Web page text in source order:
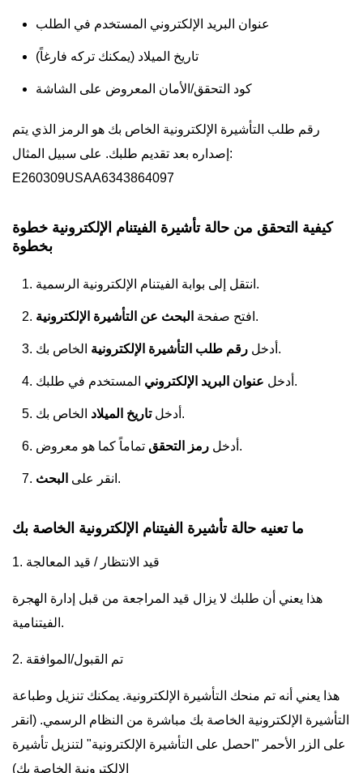
عنوان البريد الإلكتروني المستخدم في الطلب
تاريخ الميلاد (يمكنك تركه فارغاً)
كود التحقق/الأمان المعروض على الشاشة
رقم طلب التأشيرة الإلكترونية الخاص بك هو الرمز الذي يتم
إصداره بعد تقديم طلبك. على سبيل المثال:
E260309USAA6343864097
كيفية التحقق من حالة تأشيرة الفيتنام الإلكترونية خطوة
بخطوة
انتقل إلى بوابة الفيتنام الإلكترونية الرسمية.
افتح صفحة البحث عن التأشيرة الإلكترونية .
أدخل رقم طلب التأشيرة الإلكترونية الخاص بك.
أدخل عنوان البريد الإلكتروني المستخدم في طلبك.
أدخلتاريخ الميلاد الخاص بك.
أدخل رمز التحقق تماماً كما هو معروض.
انقر على البحث .
ما تعنيه حالة تأشيرة الفيتنام الإلكترونية الخاصة بك
1. قيد الانتظار / قيد المعالجة
هذا يعني أن طلبك لا يزال قيد المراجعة من قبل إدارة الهجرة
الفيتنامية.
2. تم القبول/الموافقة
هذا يعني أنه تم منحك التأشيرة الإلكترونية. يمكنك تنزيل وطباعة
التأشيرة الإلكترونية الخاصة بك مباشرة من النظام الرسمي. (انقر
على الزر الأحمر "احصل على التأشيرة الإلكترونية" لتنزيل تأشيرة
الإلكترونية الخاصة بك)